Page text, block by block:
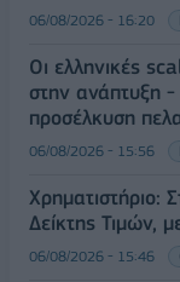
06/08/2026 - 16:20
Οι ελληνικές
στην ανάπτυξη
προσέλκυση
06/08/2026 - 15:56
Χρηματιστήριο:
Δείκτης Τιμών,
06/08/2026 - 15:46